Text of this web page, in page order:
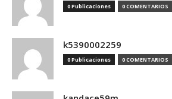
0 Publicaciones 0 COMENTARIOS
k5390002259
0 Publicaciones 0 COMENTARIOS